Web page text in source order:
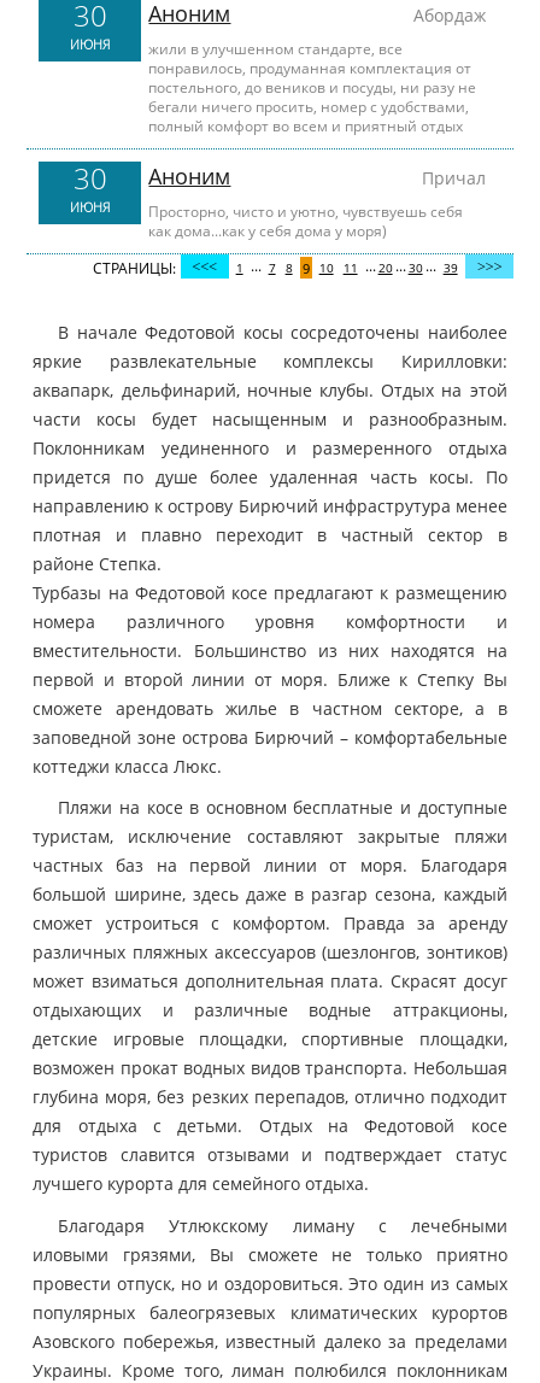
30
ИЮНЯ
Аноним Абордаж
жили в улучшенном стандарте, все
понравилось, продуманная комплектация от
постельного, до веников и посуды, ни разу не
бегали ничего просить, номер с удобствами,
полный комфорт во всем и приятный отдых
30
ИЮНЯ
Аноним Причал
Просторно, чисто и уютно, чувствуешь себя
как дома...как у себя дома у моря)
СТРАНИЦЫ:
1 ... 7 8 9 10 11 ...20 ...30 ... 39
В начале Федотовой косы сосредоточены наиболее
яркие развлекательные комплексы Кирилловки:
аквапарк, дельфинарий, ночные клубы. Отдых на этой
части косы будет насыщенным и разнообразным.
Поклонникам уединенного и размеренного отдыха
придется по душе более удаленная часть косы. По
направлению к острову Бирючий инфраструтура менее
плотная и плавно переходит в частный сектор в
районе Степка.
Турбазы на Федотовой косе предлагают к размещению
номера различного уровня комфортности и
вместительности. Большинство из них находятся на
первой и второй линии от моря. Ближе к Степку Вы
сможете арендовать жилье в частном секторе, а в
заповедной зоне острова Бирючий – комфортабельные
коттеджи класса Люкс.
Пляжи на косе в основном бесплатные и доступные
туристам, исключение составляют закрытые пляжи
частных баз на первой линии от моря. Благодаря
большой ширине, здесь даже в разгар сезона, каждый
сможет устроиться с комфортом. Правда за аренду
различных пляжных аксессуаров (шезлонгов, зонтиков)
может взиматься дополнительная плата. Скрасят досуг
отдыхающих и различные водные аттракционы,
детские игровые площадки, спортивные площадки,
возможен прокат водных видов транспорта. Небольшая
глубина моря, без резких перепадов, отлично подходит
для отдыха с детьми. Отдых на Федотовой косе
туристов славится отзывами и подтверждает статус
лучшего курорта для семейного отдыха.
Благодаря Утлюкскому лиману с лечебными
иловыми грязями, Вы сможете не только приятно
провести отпуск, но и оздоровиться. Это один из самых
популярных балеогрязевых климатических курортов
Азовского побережья, известный далеко за пределами
Украины. Кроме того, лиман полюбился поклонникам